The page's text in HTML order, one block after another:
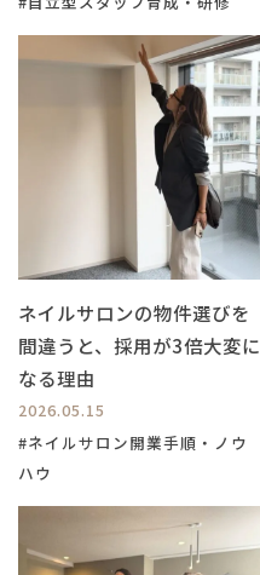
ネイルサロンの物件選びを
間違うと、採用が3倍大変に
なる理由
2026.05.15
#ネイルサロン開業手順・ノウ
ハウ